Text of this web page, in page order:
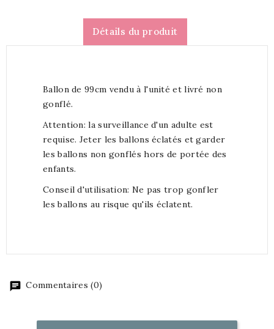
Détails du produit
Ballon de 99cm vendu à l'unité et livré non
gonflé.
Attention: la surveillance d'un adulte est
requise. Jeter les ballons éclatés et garder
les ballons non gonflés hors de portée des
enfants.
Conseil d'utilisation: Ne pas trop gonfler
les ballons au risque qu'ils éclatent.
Commentaires (0)